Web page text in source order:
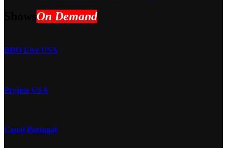
On Demand
BDO Live USA
Projeto USA
Canal Portugal